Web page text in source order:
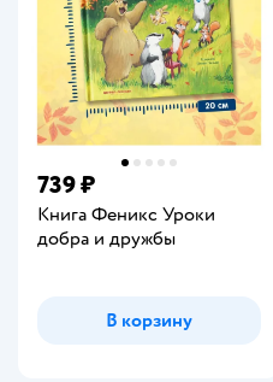
739 ₽
Книга Феникс Уроки
добра и дружбы
В корзину